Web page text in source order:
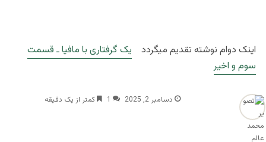
اینک دوام نوشته تقدیم میگردد یک گرفتاری با مافیا ـ قسمت
سوم و اخیر
دسامبر 2, 2025 1 کمتر از یک دقیقه